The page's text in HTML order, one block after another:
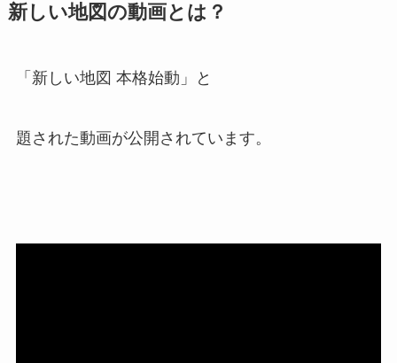
新しい地図の動画とは？
「新しい地図 本格始動」と
題された動画が公開されています。